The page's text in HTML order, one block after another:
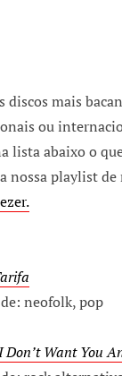
discos mais
ou
lista abaixo o
nossa playlist
neofolk, pop
Don’t Want You